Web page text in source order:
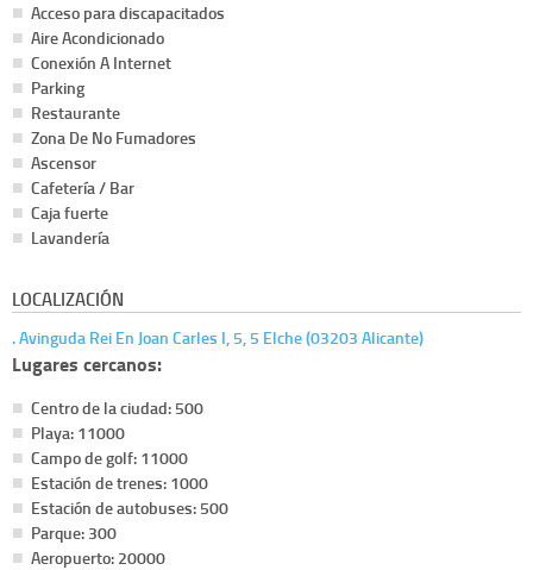
Acceso para discapacitados
Aire Acondicionado
Conexión A Internet
Parking
Restaurante
Zona De No Fumadores
Ascensor
Cafetería / Bar
Caja fuerte
Lavandería
LOCALIZACIÓN
. Avinguda Rei En Joan Carles I, 5, 5 Elche (03203 Alicante)
Lugares cercanos:
Centro de la ciudad: 500
Playa: 11000
Campo de golf: 11000
Estación de trenes: 1000
Estación de autobuses: 500
Parque: 300
Aeropuerto: 20000